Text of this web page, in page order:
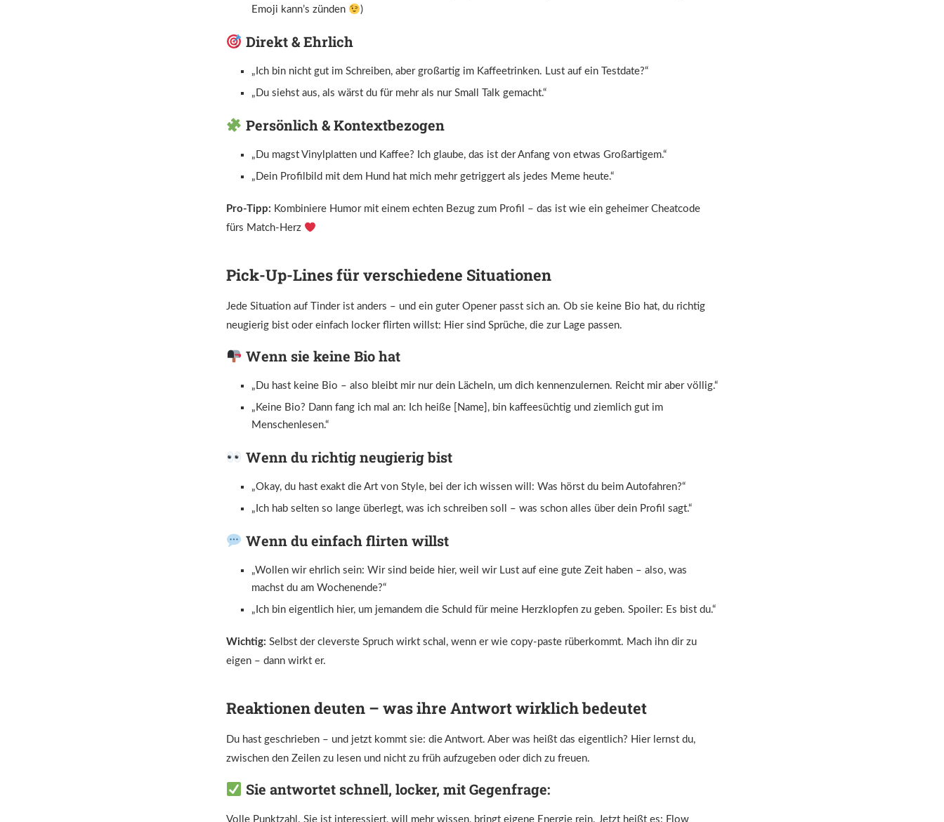
Emoji kann’s zünden
)
Direkt & Ehrlich
„Ich bin nicht gut im Schreiben, aber großartig im Kaffeetrinken. Lust auf ein Testdate?“
„Du siehst aus, als wärst du für mehr als nur Small Talk gemacht.“
Persönlich & Kontextbezogen
„Du magst Vinylplatten und Kaffee? Ich glaube, das ist der Anfang von etwas Großartigem.“
„Dein Profilbild mit dem Hund hat mich mehr getriggert als jedes Meme heute.“
Pro-Tipp: Kombiniere Humor mit einem echten Bezug zum Profil – das ist wie ein geheimer Cheatcode
fürs Match-Herz
Pick-Up-Lines für verschiedene Situationen
Jede Situation auf Tinder ist anders – und ein guter Opener passt sich an. Ob sie keine Bio hat, du richtig
neugierig bist oder einfach locker flirten willst: Hier sind Sprüche, die zur Lage passen.
Wenn sie keine Bio hat
„Du hast keine Bio – also bleibt mir nur dein Lächeln, um dich kennenzulernen. Reicht mir aber völlig.“
„Keine Bio? Dann fang ich mal an: Ich heiße [Name], bin kaffeesüchtig und ziemlich gut im
Menschenlesen.“
Wenn du richtig neugierig bist
„Okay, du hast exakt die Art von Style, bei der ich wissen will: Was hörst du beim Autofahren?“
„Ich hab selten so lange überlegt, was ich schreiben soll – was schon alles über dein Profil sagt.“
Wenn du einfach flirten willst
„Wollen wir ehrlich sein: Wir sind beide hier, weil wir Lust auf eine gute Zeit haben – also, was
machst du am Wochenende?“
„Ich bin eigentlich hier, um jemandem die Schuld für meine Herzklopfen zu geben. Spoiler: Es bist du.“
Wichtig: Selbst der cleverste Spruch wirkt schal, wenn er wie copy-paste rüberkommt. Mach ihn dir zu
eigen – dann wirkt er.
Reaktionen deuten – was ihre Antwort wirklich bedeutet
Du hast geschrieben – und jetzt kommt sie: die Antwort. Aber was heißt das eigentlich? Hier lernst du,
zwischen den Zeilen zu lesen und nicht zu früh aufzugeben oder dich zu freuen.
Sie antwortet schnell, locker, mit Gegenfrage:
Volle Punktzahl. Sie ist interessiert, will mehr wissen, bringt eigene Energie rein. Jetzt heißt es: Flow